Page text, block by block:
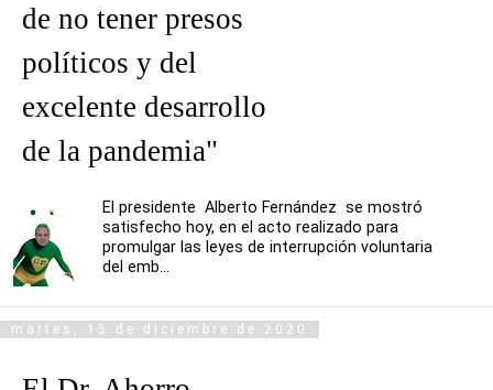
de no tener presos
políticos y del
excelente desarrollo
de la pandemia"
El presidente Alberto Fernández se mostró
satisfecho hoy, en el acto realizado para
promulgar las leyes de interrupción voluntaria
del emb...
martes, 15 de diciembre de 2020